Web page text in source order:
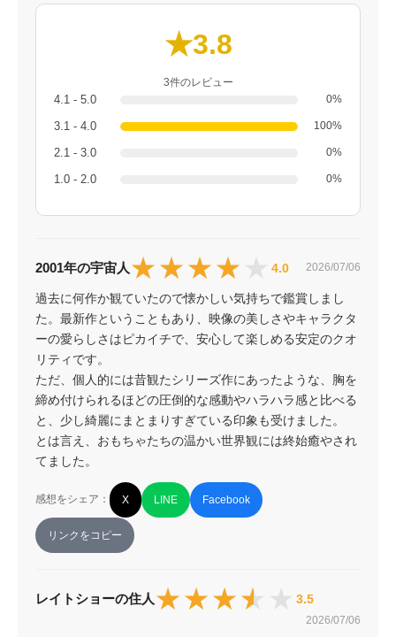
★3.8
3件のレビュー
4.1 - 5.0 0%
3.1 - 4.0 100%
2.1 - 3.0 0%
1.0 - 2.0 0%
2001年の宇宙人★★★★★
★★★★★ 4.0 2026/07/06
過去に何作か観ていたので懐かしい気持ちで鑑賞しまし
た。最新作ということもあり、映像の美しさやキャラクタ
ーの愛らしさはピカイチで、安心して楽しめる安定のクオ
リティです。
ただ、個人的には昔観たシリーズ作にあったような、胸を
締め付けられるほどの圧倒的な感動やハラハラ感と比べる
と、少し綺麗にまとまりすぎている印象も受けました。
とは言え、おもちゃたちの温かい世界観には終始癒やされ
てました。
感想をシェア： X LINE Facebook
リンクをコピー
レイトショーの住人★★★★★
★★★★★ 3.5
2026/07/06